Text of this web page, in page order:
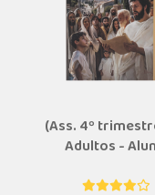
(Ass. 4º
Adultos -